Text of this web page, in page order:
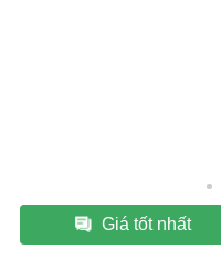
Giá tốt nhất